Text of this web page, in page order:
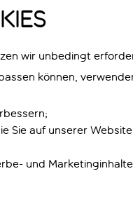
wir unbedingt
können,
Sie auf unserer
und